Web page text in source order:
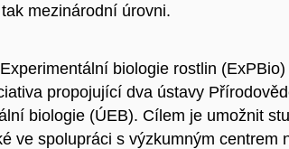
mezinárodní úrovni.
biologie rostlin
propojující dva ústavy
biologie (ÚEB). Cílem je umožnit
ve spolupráci s výzkumným